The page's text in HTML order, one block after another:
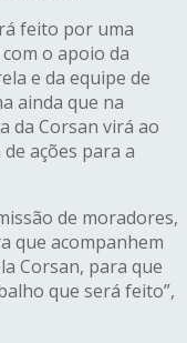
feito por uma
o apoio da
e da equipe de
ainda que na
da Corsan virá ao
ações para a
de moradores,
que acompanhem
Corsan, para que
que será feito”,